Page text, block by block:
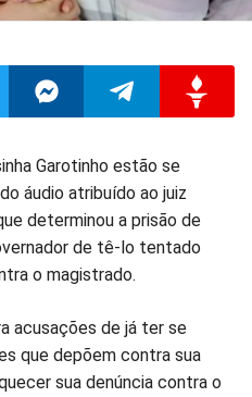
Compartilhar
no
Messenger
Compartilhar
no
Telegram
no
Garotinho estão se
áudio atribuído ao juiz
determinou a prisão de
de tê-lo tentado
o magistrado.
acusações de já ter se
que depõem contra sua
sua denúncia contra o